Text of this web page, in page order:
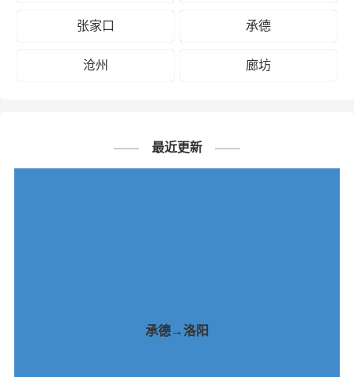
张家口 承德
沧州 廊坊
最近更新
承德→洛阳